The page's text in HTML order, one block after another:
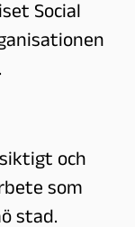
Social
och
som
stad.